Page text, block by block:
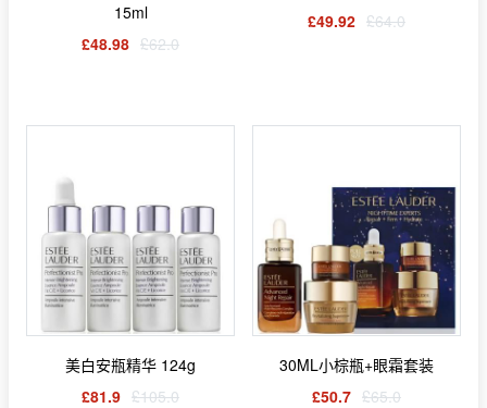
15ml
£48.98 £62.0
£49.92 £64.0
美白安瓶精华 124g
£81.9 £105.0
30ML小棕瓶+眼霜套装
£50.7 £65.0